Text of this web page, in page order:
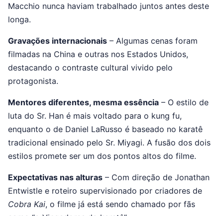
Macchio nunca haviam trabalhado juntos antes deste
longa.
Gravações internacionais – Algumas cenas foram
filmadas na China e outras nos Estados Unidos,
destacando o contraste cultural vivido pelo
protagonista.
Mentores diferentes, mesma essência – O estilo de
luta do Sr. Han é mais voltado para o kung fu,
enquanto o de Daniel LaRusso é baseado no karatê
tradicional ensinado pelo Sr. Miyagi. A fusão dos dois
estilos promete ser um dos pontos altos do filme.
Expectativas nas alturas – Com direção de Jonathan
Entwistle e roteiro supervisionado por criadores de
Cobra Kai, o filme já está sendo chamado por fãs